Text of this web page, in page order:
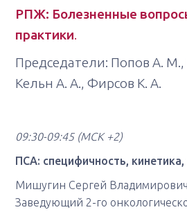
РПЖ: Болезненные
практики.
Председатели: Попов А. М.,
Кельн А. А., Фирсов К. А.
09:30-09:45 (МСК +2)
ПСА: специфичность, кинетика,
Мишугин Сергей
Заведующий 2-го